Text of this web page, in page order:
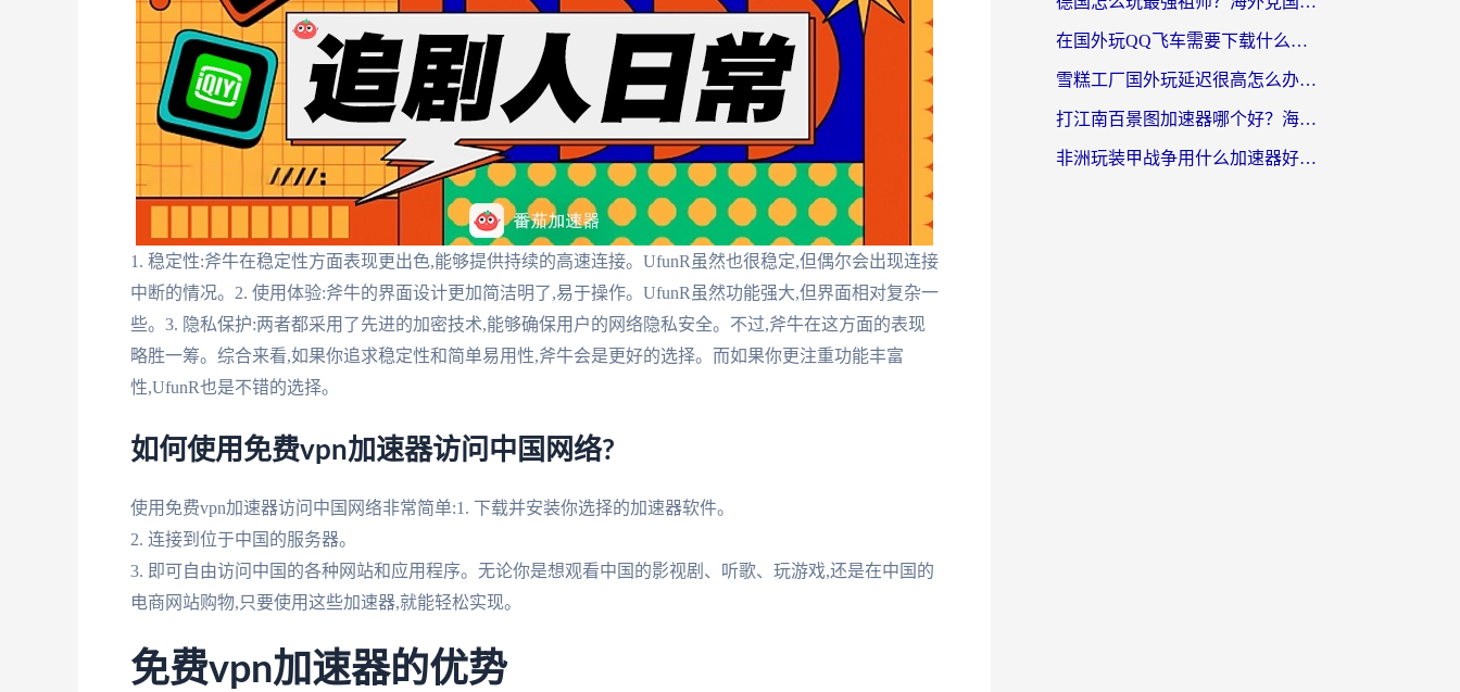
1. 稳定性:斧牛在稳定性方面表现更出色,能够提供持续的高速连接。UfunR虽然也很稳定,但偶尔会出现连接
中断的情况。2. 使用体验:斧牛的界面设计更加简洁明了,易于操作。UfunR虽然功能强大,但界面相对复杂一
些。3. 隐私保护:两者都采用了先进的加密技术,能够确保用户的网络隐私安全。不过,斧牛在这方面的表现
略胜一筹。综合来看,如果你追求稳定性和简单易用性,斧牛会是更好的选择。而如果你更注重功能丰富
性,UfunR也是不错的选择。
如何使用免费vpn加速器访问中国网络?
使用免费vpn加速器访问中国网络非常简单:1. 下载并安装你选择的加速器软件。
2. 连接到位于中国的服务器。
3. 即可自由访问中国的各种网站和应用程序。无论你是想观看中国的影视剧、听歌、玩游戏,还是在中国的
电商网站购物,只要使用这些加速器,就能轻松实现。
免费vpn加速器的优势
在国外玩QQ飞车需要下载什么加速器呢？海外党亲测有效的国服游戏加速指南
雪糕工厂国外玩延迟很高怎么办？海外玩家国服游戏加速终极攻略（附实测推荐）
打江南百景图加速器哪个好？海外党踩坑N次后，终于找到不卡的秘诀
非洲玩装甲战争用什么加速器好？海外党亲测有效的国服游戏加速方案